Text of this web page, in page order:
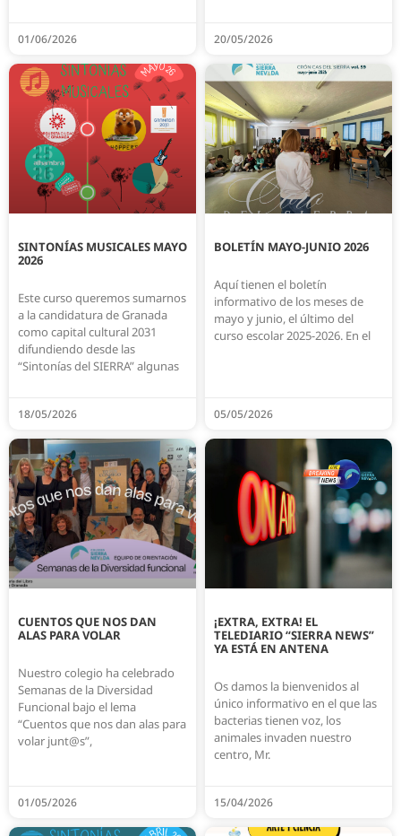
01/06/2026 20/05/2026
SINTONÍAS MUSICALES MAYO
2026
Este curso queremos sumarnos
a la candidatura de Granada
como capital cultural 2031
difundiendo desde las
“Sintonías del SIERRA” algunas
18/05/2026
BOLETÍN MAYO-JUNIO 2026
Aquí tienen el boletín
informativo de los meses de
mayo y junio, el último del
curso escolar 2025-2026. En el
05/05/2026
CUENTOS QUE NOS DAN
ALAS PARA VOLAR
Nuestro colegio ha celebrado
Semanas de la Diversidad
Funcional bajo el lema
“Cuentos que nos dan alas para
volar junt@s”,
01/05/2026
¡EXTRA, EXTRA! EL
TELEDIARIO “SIERRA NEWS”
YA ESTÁ EN ANTENA
Os damos la bienvenidos al
único informativo en el que las
bacterias tienen voz, los
animales invaden nuestro
centro, Mr.
15/04/2026